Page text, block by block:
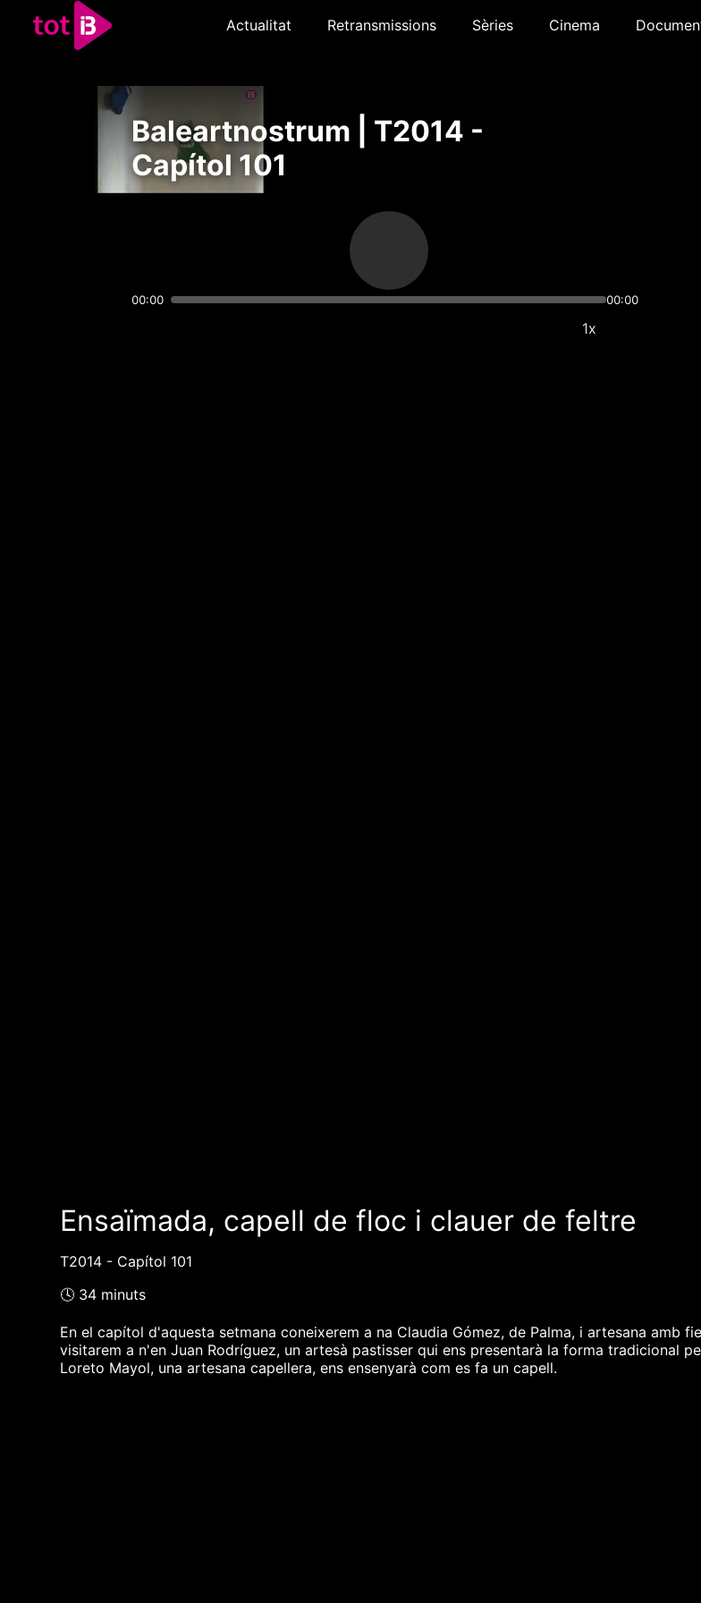
Actualitat Retransmissions Sèries Cinema
Baleartnostrum | T2014 -
Capítol 101
00:00 00:00
1x
Ensaïmada, capell de floc i clauer de feltre
T2014 - Capítol 101
🕓 34 minuts
En el capítol d'aquesta setmana coneixerem a na Claudia Gómez, de Palma, i artesana amb
visitarem a n'en Juan Rodríguez, un artesà pastisser qui ens presentarà la forma tradicional
Loreto Mayol, una artesana capellera, ens ensenyarà com es fa un capell.